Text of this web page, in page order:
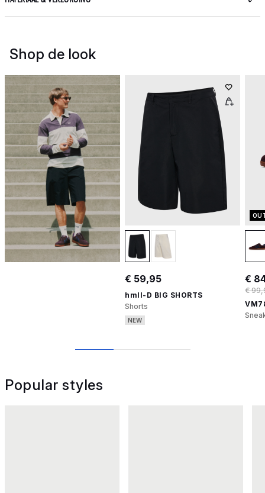
Shop de look
€ 59,95
hmlI-D BIG SHORTS
Shorts
NEW
€
€
Popular styles